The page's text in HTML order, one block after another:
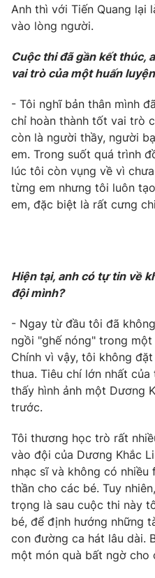
® Cấm sao chép dưới mọi
thuận bằng văn bản. Ghi rõ
thông tin từ website này.
Anh thì với Tiến Quang lại
vào lòng người.
Cuộc thi đã gần kết thúc,
vai trò của một huấn
- Tôi nghĩ bản thân mình
chỉ hoàn thành tốt vai trò
còn là người thầy, người
em. Trong suốt quá trình
lúc tôi còn vụng về vì
từng em nhưng tôi luôn
em, đặc biệt là rất cưng
Hiện tại, anh có tự tin về
đội mình?
- Ngay từ đầu tôi đã
ngồi "ghế nóng" trong
Chính vì vậy, tôi không
thua. Tiêu chí lớn nhất
thấy hình ảnh một Dương
trước.
Tôi thương học trò rất
vào đội của Dương Khắc
nhạc sĩ và không có
thần cho các bé. Tuy
trọng là sau cuộc thi này
bé, để định hướng những
con đường ca hát lâu dài.
một món quà bất ngờ